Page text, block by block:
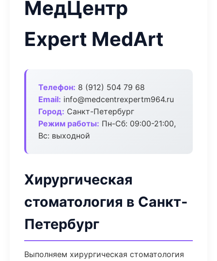
МедЦентр
Expert MedArt
Телефон: 8 (912) 504 79 68
Email: info@medcentrexpertm964.ru
Город: Санкт-Петербург
Режим работы: Пн-Сб: 09:00-21:00,
Вс: выходной
Хирургическая
стоматология в Санкт-
Петербург
Выполняем хирургическая стоматология